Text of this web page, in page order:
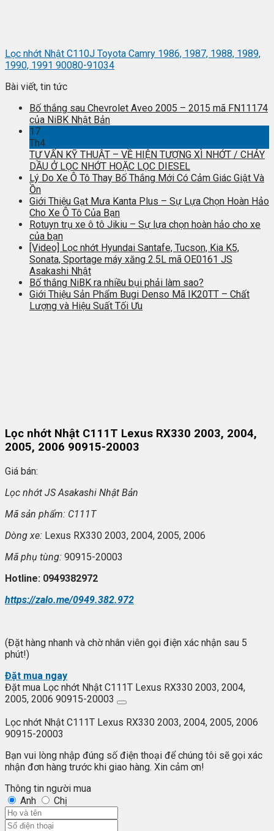
Lọc nhớt Nhật C110J Toyota Camry 1986, 1987, 1988, 1989,
1990, 1991 90080-91034
Bài viết, tin tức
Bố thắng sau Chevrolet Aveo 2005 – 2015 mã FN11174
của NiBK Nhật Bản
17
Th4
TƯ VẤN KỸ THUẬT – VỀ HIỆN TƯỢNG XÌ NHỚT / CHẢY
DẦU Ở LỌC NHỚT HOẶC LỌC DIESEL
Lý Do Xe Ô Tô Thay Bố Thắng Mới Có Cảm Giác Giật Và
Ồn
Giới Thiệu Gạt Mưa Kanta Plus – Sự Lựa Chọn Hoàn Hảo
Cho Xe Ô Tô Của Bạn
Rotuyn trụ xe ô tô Jikiu – Sự lựa chọn hoàn hảo cho xe
của bạn
[Video] Lọc nhớt Hyundai Santafe, Tucson, Kia K5,
Sonata, Sportage máy xăng 2.5L mã OE0161 JS
Asakashi Nhật
Bố thắng NiBK ra nhiều bụi phải làm sao?
Giới Thiệu Sản Phẩm Bugi Denso Mã IK20TT – Chất
Lượng và Hiệu Suất Tối Ưu
Lọc nhớt Nhật C111T Lexus RX330 2003, 2004,
2005, 2006 90915-20003
Giá bán:
Lọc nhớt JS Asakashi Nhật Bản
Mã sản phẩm: C111T
Dòng xe: Lexus RX330 2003, 2004, 2005, 2006
Mã phụ tùng: 90915-20003
Hotline: 0949382972
https://zalo.me/0949.382.972
(Đặt hàng nhanh và chờ nhân viên gọi điện xác nhận sau 5
phút!)
Đặt mua ngay
Đặt mua Lọc nhớt Nhật C111T Lexus RX330 2003, 2004,
2005, 2006 90915-20003
Lọc nhớt Nhật C111T Lexus RX330 2003, 2004, 2005, 2006
90915-20003
Bạn vui lòng nhập đúng số điện thoại để chúng tôi sẽ gọi xác
nhận đơn hàng trước khi giao hàng. Xin cảm ơn!
Thông tin người mua
Anh
Chị